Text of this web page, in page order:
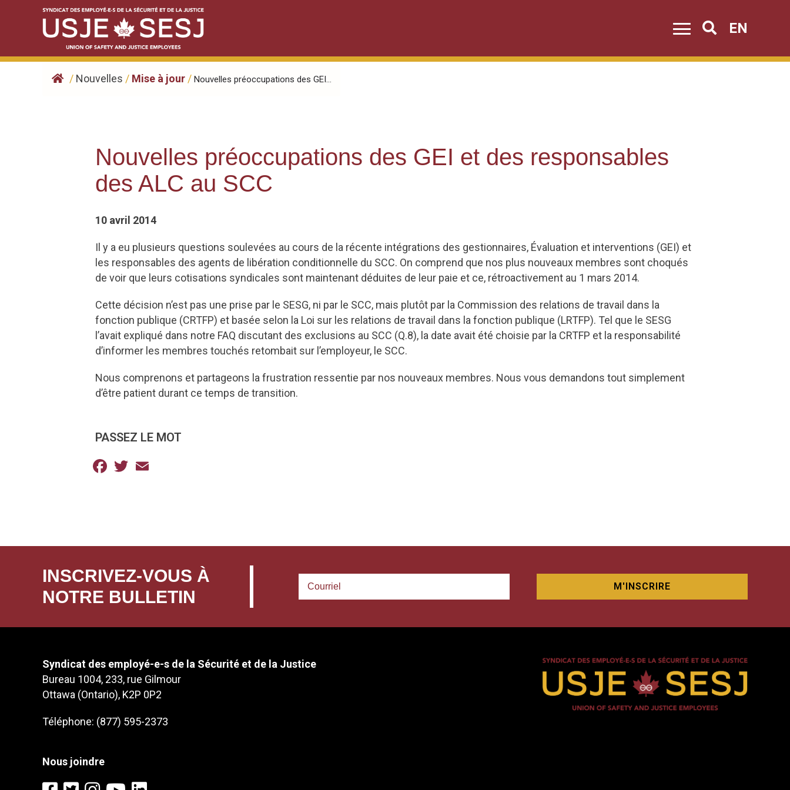
Search
EN
/ Nouvelles / Mise à jour / Nouvelles préoccupations des GEI...
Nouvelles préoccupations des GEI et des responsables
des ALC au SCC
10 avril 2014
Il y a eu plusieurs questions soulevées au cours de la récente intégrations des gestionnaires, Évaluation et interventions (GEI) et
les responsables des agents de libération conditionnelle du SCC. On comprend que nos plus nouveaux membres sont choqués
de voir que leurs cotisations syndicales sont maintenant déduites de leur paie et ce, rétroactivement au 1 mars 2014.
Cette décision n’est pas une prise par le SESG, ni par le SCC, mais plutôt par la Commission des relations de travail dans la
fonction publique (CRTFP) et basée selon la Loi sur les relations de travail dans la fonction publique (LRTFP). Tel que le SESG
l’avait expliqué dans notre FAQ discutant des exclusions au SCC (Q.8), la date avait été choisie par la CRTFP et la responsabilité
d’informer les membres touchés retombait sur l’employeur, le SCC.
Nous comprenons et partageons la frustration ressentie par nos nouveaux membres. Nous vous demandons tout simplement
d’être patient durant ce temps de transition.
PASSEZ LE MOT
Facebook
Twitter
INSCRIVEZ-VOUS À
NOTRE BULLETIN
Syndicat des employé-e-s de la Sécurité et de la Justice
Bureau 1004, 233, rue Gilmour
Ottawa (Ontario), K2P 0P2
Téléphone: (877) 595-2373
Nous joindre